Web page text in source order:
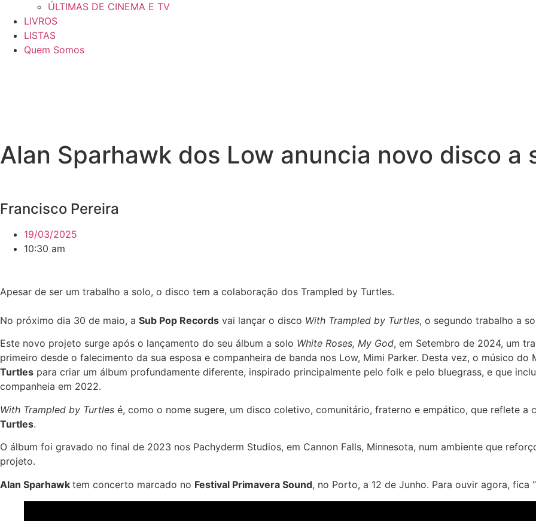
ÚLTIMAS DE CINEMA E TV
LIVROS
LISTAS
Quem Somos
Alan Sparhawk dos Low anuncia novo disco a
Francisco Pereira
19/03/2025
10:30 am
Apesar de ser um trabalho a solo, o disco tem a colaboração dos Trampled by Turtles.
No próximo dia 30 de maio, a Sub Pop Records vai lançar o disco With Trampled by Turtles, o segundo trabalho a
Este novo projeto surge após o lançamento do seu álbum a solo White Roses, My God, em Setembro de 2024, um
primeiro desde o falecimento da sua esposa e companheira de banda nos Low, Mimi Parker. Desta vez, o músico
Turtles para criar um álbum profundamente diferente, inspirado principalmente pelo folk e pelo bluegrass, e que
companheia em 2022.
With Trampled by Turtles é, como o nome sugere, um disco coletivo, comunitário, fraterno e empático, que reflete
Turtles.
O álbum foi gravado no final de 2023 nos Pachyderm Studios, em Cannon Falls, Minnesota, num ambiente que
projeto.
Alan Sparhawk tem concerto marcado no Festival Primavera Sound, no Porto, a 12 de Junho. Para ouvir agora, fica